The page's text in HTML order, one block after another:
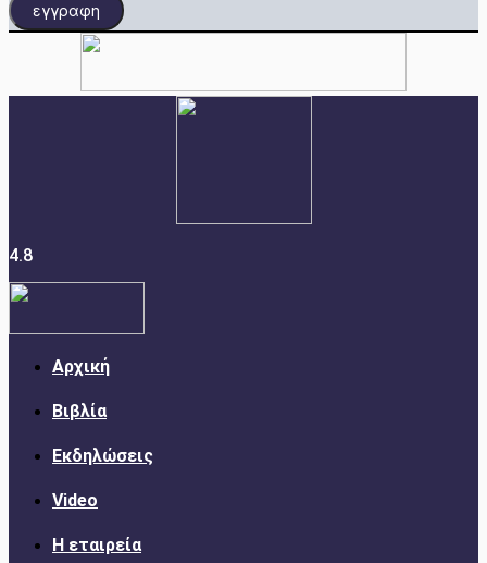
εγγραφη
4.8
Αρχική
Βιβλία
Εκδηλώσεις
Video
Η εταιρεία